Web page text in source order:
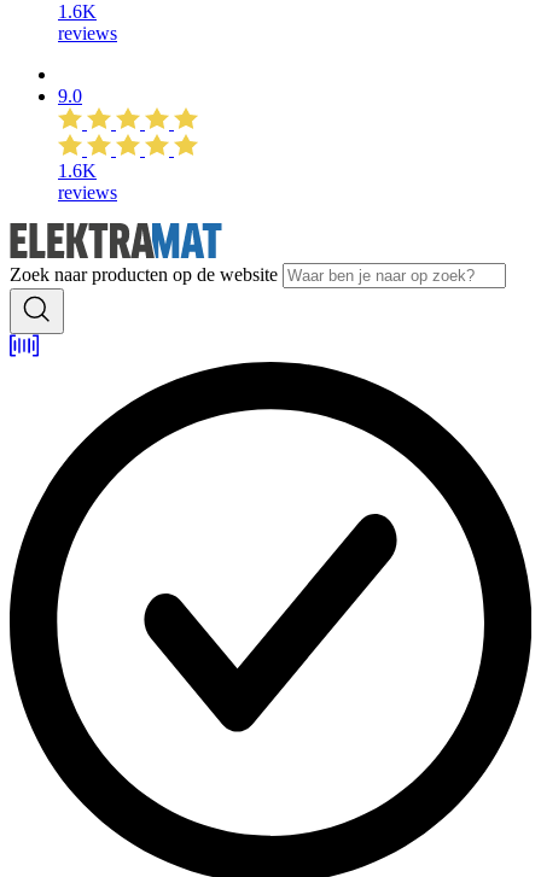
1.6K
reviews
9.0
1.6K
reviews
Zoek naar producten op de website